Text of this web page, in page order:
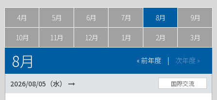
4月 5月 6月 7月 8月 9月
10月 11月 12月 1月 2月 3月
8月 « 前年度 | 次年度 »
2026/08/05（水） 国際交流